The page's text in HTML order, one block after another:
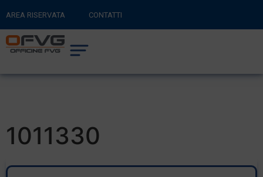
AREA RISERVATA CONTATTI
RITORNA AL SITO PRINCIPALE
CARRELLO
1011330